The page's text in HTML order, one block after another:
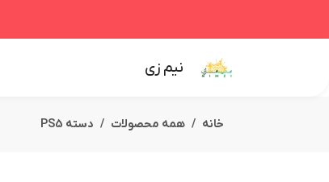
نیم زی
خانه همه محصولات دسته PS5